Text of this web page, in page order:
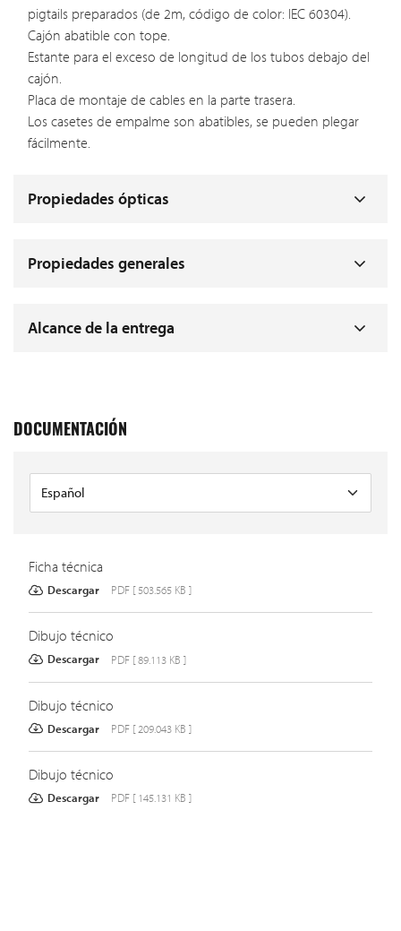
pigtails preparados (de 2m, código de color: IEC 60304).
Cajón abatible con tope.
Estante para el exceso de longitud de los tubos debajo del
cajón.
Placa de montaje de cables en la parte trasera.
Los casetes de empalme son abatibles, se pueden plegar
fácilmente.
Propiedades ópticas
Propiedades generales
Alcance de la entrega
DOCUMENTACIÓN
Ficha técnica
Descargar PDF [ 503.565 KB ]
Dibujo técnico
Descargar PDF [ 89.113 KB ]
Dibujo técnico
Descargar PDF [ 209.043 KB ]
Dibujo técnico
Descargar PDF [ 145.131 KB ]